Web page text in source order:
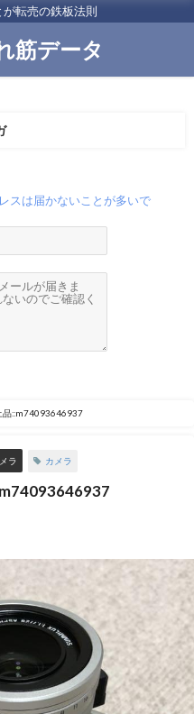
転売の鉄板法則
筋データ
スは届かないことが多いで
品::m74093646937
ラ カメラ